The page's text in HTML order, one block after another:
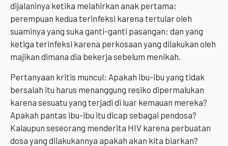
dijalaninya ketika melahirkan anak pertama;
perempuan kedua terinfeksi karena tertular oleh
suaminya yang suka ganti-ganti pasangan; dan yang
ketiga terinfeksi karena perkosaan yang dilakukan oleh
majikan dimana dia bekerja sebelum menikah.
Pertanyaan kritis muncul: Apakah ibu-ibu yang tidak
bersalah itu harus menanggung resiko dipermalukan
karena sesuatu yang terjadi di luar kemauan mereka?
Apakah pantas ibu-ibu itu dicap sebagai pendosa?
Kalaupun seseorang menderita HIV karena perbuatan
dosa yang dilakukannya apakah akan kita biarkan?